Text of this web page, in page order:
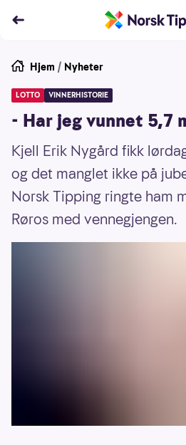
Hjem / Nyheter
LOTTO VINNERHISTORIE
- Har jeg vunnet 5,7
Kjell Erik Nygård fikk
og det manglet ikke på
Norsk Tipping ringte ham
Røros med vennegjengen.